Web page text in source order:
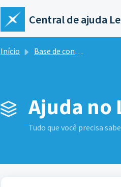
Ir para o conteúdo principal
Central de ajuda
Início Base de conhecimento
Ajuda no
Tudo que você precisa